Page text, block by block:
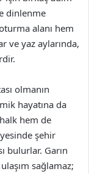
dinlenme
alanı hem
ve yaz aylarında,
olmanın
hayatına da
hem de
şehir
bulurlar. Garın
sağlamaz;